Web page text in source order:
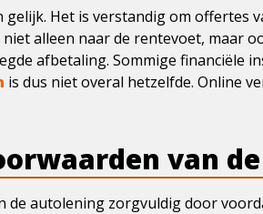
Het is verstandig om offertes
alleen naar de rentevoet, maar
afbetaling. Sommige financiële
is dus niet overal hetzelfde. Online
van
de autolening zorgvuldig door